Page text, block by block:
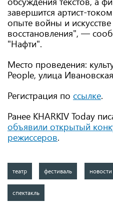
завершится артист-
опыте войны и
восстановления", —
"Нафти".
Место проведения:
People, улица
Регистрация по ссылке.
Ранее KHARKIV Today
объявили открытый
режиссеров.
театр фестиваль
спектакль